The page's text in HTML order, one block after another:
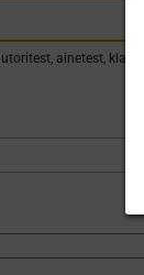
ainetest,